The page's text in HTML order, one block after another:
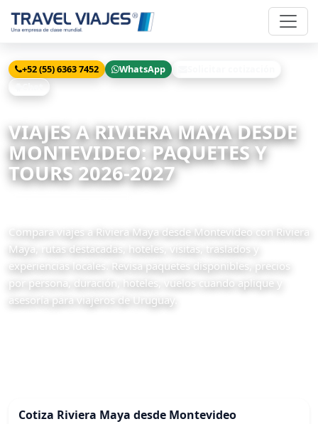
+52 (55) 6363 7452 WhatsApp
VIAJES A RIVIERA MAYA DESDE
MONTEVIDEO: PAQUETES Y
TOURS 2026-2027
Compara viajes a Riviera Maya desde Montevideo con Riviera
Maya, rutas destacadas, hoteles, visitas, traslados y
experiencias locales. Revisa paquetes disponibles, precios
por persona, duración, hoteles, vuelos cuando aplique y
asesoría para viajeros de Uruguay.
Cotiza Riviera Maya desde Montevideo